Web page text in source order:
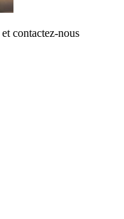
contactez-nous